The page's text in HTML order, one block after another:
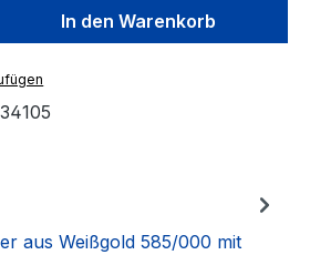
Gib den
In den Warenkorb
aus Weißgold 585/000 mit